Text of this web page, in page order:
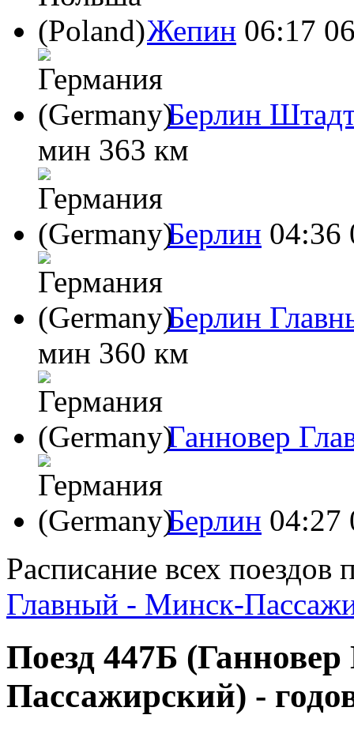
Жепин 06:17
Берлин
мин 363 км
Берлин 04:36
Берлин
мин 360 км
Ганновер
Берлин 04:27
Расписание всех
Главный - Минск-
Поезд 447Б
Пассажирский) -